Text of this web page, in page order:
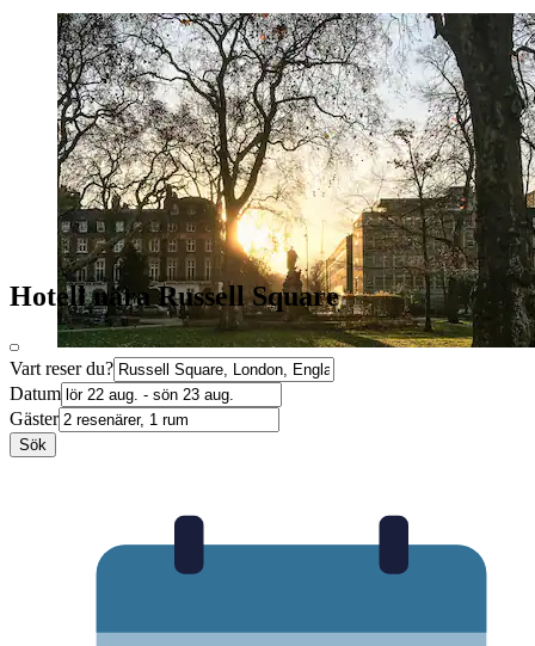
Hotell nära Russell Square
Vart reser du?
Datum
Gäster
Sök